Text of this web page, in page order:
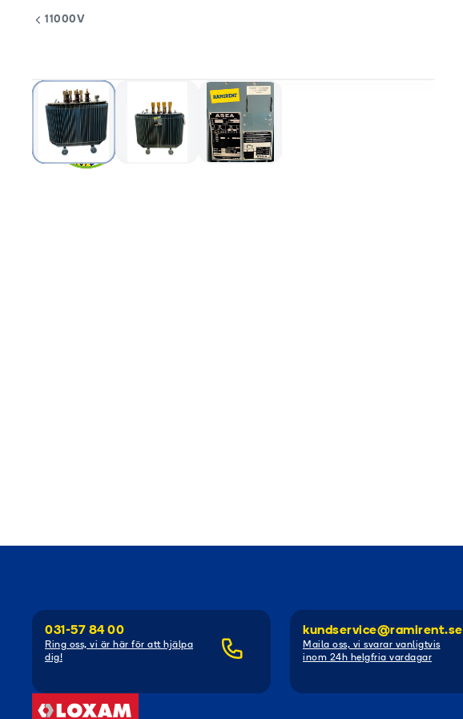
11000V
031-57 84 00
Ring oss, vi är här för att hjälpa
dig!
kundservice@ramirent.se
Maila oss, vi svarar vanligtvis
inom 24h helgfria vardagar